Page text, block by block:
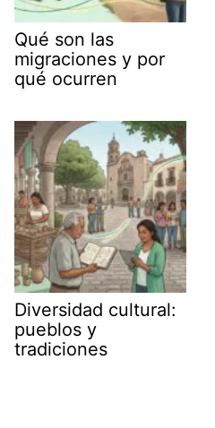
Qué son las
migraciones y por
qué ocurren
Diversidad cultural:
pueblos y
tradiciones